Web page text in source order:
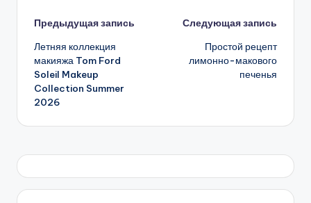
Навигация
записи
Предыдущая запись
Летняя коллекция
макияжа Tom Ford
Soleil Makeup
Collection Summer
2026
Следующая запись
Простой рецепт
лимонно-макового
печенья